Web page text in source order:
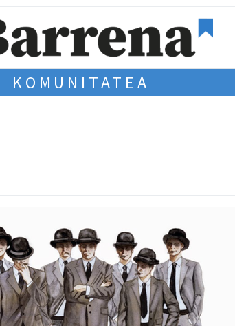
KOMUNITATEA